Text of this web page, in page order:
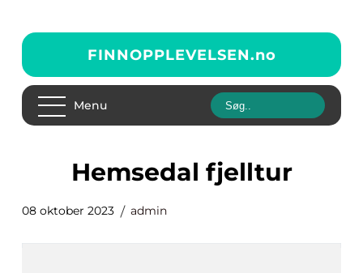
FINNOPPLEVELSEN.no
Menu
hemsedal fjelltur
08 oktober 2023 admin